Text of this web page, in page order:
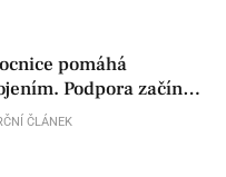
pomáhá
Podpora začíná
ČLÁNEK